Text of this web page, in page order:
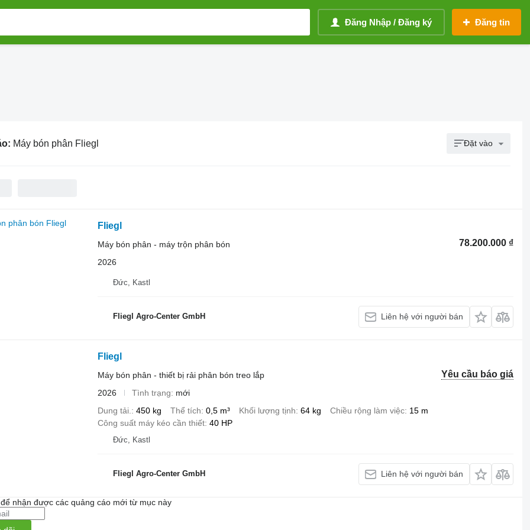
Đăng Nhập / Đăng ký Đăng tin
Máy bón phân Fliegl Đặt vào
Fliegl
78.200.000 ₫
Máy bón phân - máy trộn phân bón
2026
Đức, Kastl
Fliegl Agro-Center GmbH Liên hệ với người bán
Fliegl
Yêu cầu báo giá
Máy bón phân - thiết bị rải phân bón treo lắp
2026
Tình trạng
mới
Dung tải.
450 kg Thể tích 0,5 m³ Khối lượng tịnh 64 kg Chiều rộng làm việc 15 m
Công suất máy kéo cần thiết 40 HP
Đức, Kastl
Fliegl Agro-Center GmbH Liên hệ với người bán
nhận được các quảng cáo mới từ mục này